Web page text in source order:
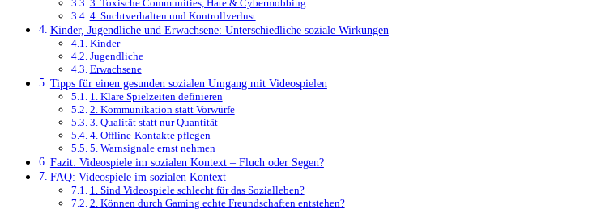
3. Toxische Communities, Hate & Cybermobbing
4. Suchtverhalten und Kontrollverlust
Kinder, Jugendliche und Erwachsene: Unterschiedliche soziale Wirkungen
Kinder
Jugendliche
Erwachsene
Tipps für einen gesunden sozialen Umgang mit Videospielen
1. Klare Spielzeiten definieren
2. Kommunikation statt Vorwürfe
3. Qualität statt nur Quantität
4. Offline-Kontakte pflegen
5. Warnsignale ernst nehmen
Fazit: Videospiele im sozialen Kontext – Fluch oder Segen?
FAQ: Videospiele im sozialen Kontext
1. Sind Videospiele schlecht für das Sozialleben?
2. Können durch Gaming echte Freundschaften entstehen?